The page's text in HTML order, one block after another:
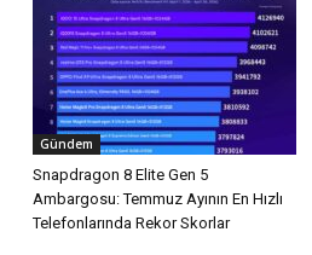
Gündem
Snapdragon 8 Elite Gen 5
Ambargosu: Temmuz Ayının En Hızlı
Telefonlarında Rekor Skorlar